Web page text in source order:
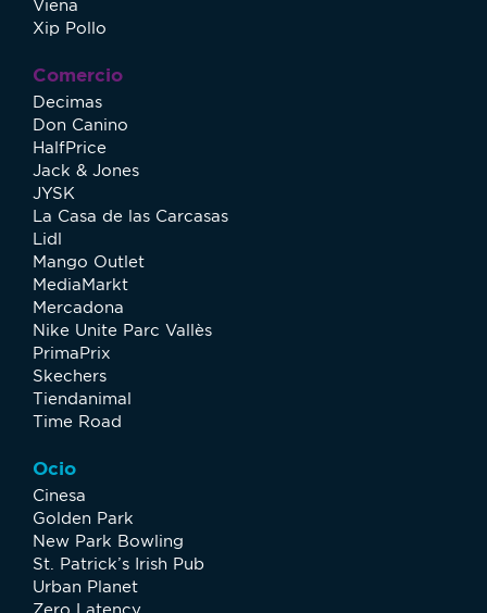
Viena
Xip Pollo
Comercio
Decimas
Don Canino
HalfPrice
Jack & Jones
JYSK
La Casa de las Carcasas
Lidl
Mango Outlet
MediaMarkt
Mercadona
Nike Unite Parc Vallès
PrimaPrix
Skechers
Tiendanimal
Time Road
Ocio
Cinesa
Golden Park
New Park Bowling
St. Patrick’s Irish Pub
Urban Planet
Zero Latency